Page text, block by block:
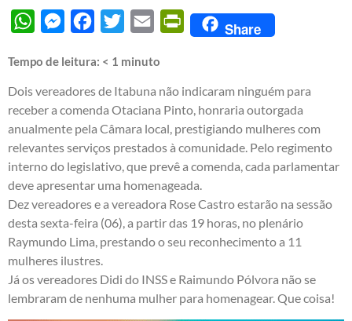
WhatsAppMessengerFacebook
Twitter Email PrintFriendly
Share
Tempo de leitura: < 1 minuto
Dois vereadores de Itabuna não indicaram ninguém para
receber a comenda Otaciana Pinto, honraria outorgada
anualmente pela Câmara local, prestigiando mulheres com
relevantes serviços prestados à comunidade. Pelo regimento
interno do legislativo, que prevê a comenda, cada parlamentar
deve apresentar uma homenageada.
Dez vereadores e a vereadora Rose Castro estarão na sessão
desta sexta-feira (06), a partir das 19 horas, no plenário
Raymundo Lima, prestando o seu reconhecimento a 11
mulheres ilustres.
Já os vereadores Didi do INSS e Raimundo Pólvora não se
lembraram de nenhuma mulher para homenagear. Que coisa!